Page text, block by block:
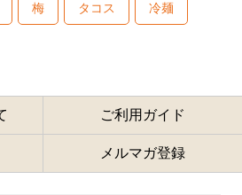
梅 タコス 冷麺
ご利用ガイド
メルマガ登録